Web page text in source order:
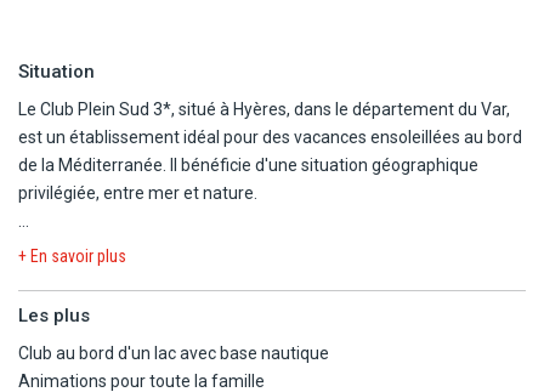
Situation
Le Club Plein Sud 3*, situé à Hyères, dans le département du Var,
est un établissement idéal pour des vacances ensoleillées au bord
de la Méditerranée. Il bénéficie d'une situation géographique
privilégiée, entre mer et nature.
Cet établissement offre un cadre paisible et verdoyant, propice à
face aux célèbres îles d'Or (Porquerolles, Port-Cros et Le Levant)
charme provençal et ses jardins luxuriants.
+ En savoir plus
Les plus
Club au bord d'un lac avec base nautique
Animations pour toute la famille